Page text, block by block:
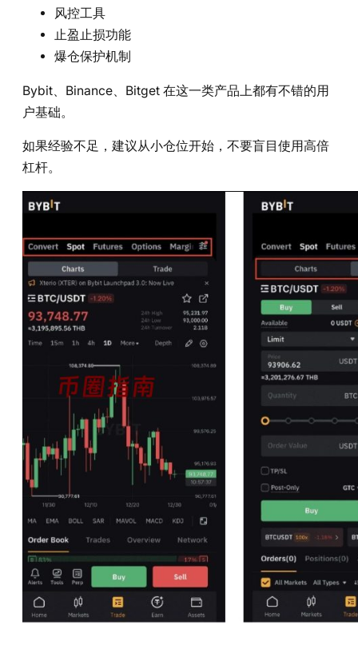
风控工具
止盈止损功能
爆仓保护机制
Bybit、Binance、Bitget 在这一类产品上都有不错的用
户基础。
如果经验不足，建议从小仓位开始，不要盲目使用高倍
杠杆。